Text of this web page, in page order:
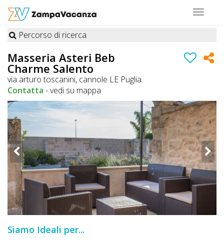
Toggle
STRUTTURE
A
DOG
LUOGHI
A
DOG
OFFERTE
A
DOG
Percorso di ricerca
Masseria Asteri Beb
Charme Salento
via arturo toscanini, cannole LE Puglia
Contatta -vedi su mappa
Siamo Ideali per...